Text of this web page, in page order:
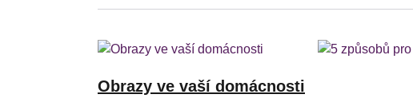
Obrazy ve vaší domácnosti